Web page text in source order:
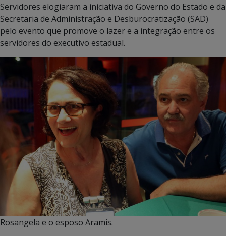
Servidores elogiaram a iniciativa do Governo do Estado e da
Secretaria de Administração e Desburocratização (SAD)
pelo evento que promove o lazer e a integração entre os
servidores do executivo estadual.
Rosangela e o esposo Aramis.